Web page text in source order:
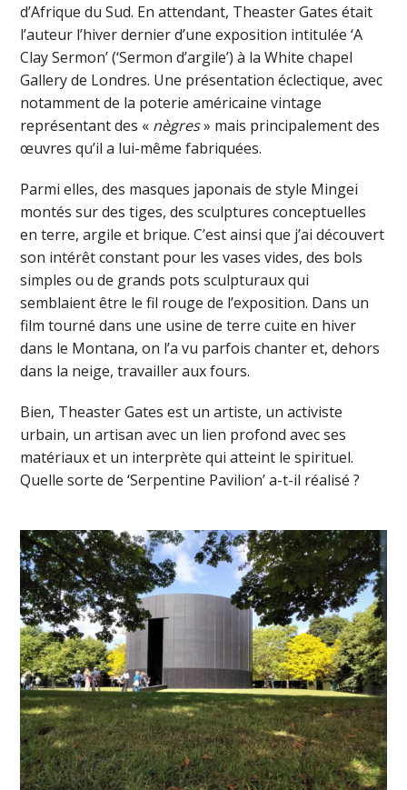
d’Afrique du Sud. En attendant, Theaster Gates était
l’auteur l’hiver dernier d’une exposition intitulée ‘A
Clay Sermon’ (‘Sermon d’argile’) à la White chapel
Gallery de Londres. Une présentation éclectique, avec
notamment de la poterie américaine vintage
représentant des « nègres» mais principalement des
œuvres qu’il a lui-même fabriquées.
Parmi elles, des masques japonais de style Mingei
montés sur des tiges, des sculptures conceptuelles
en terre, argile et brique. C’est ainsi que j’ai découvert
son intérêt constant pour les vases vides, des bols
simples ou de grands pots sculpturaux qui
semblaient être le fil rouge de l’exposition. Dans un
film tourné dans une usine de terre cuite en hiver
dans le Montana, on l’a vu parfois chanter et, dehors
dans la neige, travailler aux fours.
Bien, Theaster Gates est un artiste, un activiste
urbain, un artisan avec un lien profond avec ses
matériaux et un interprète qui atteint le spirituel.
Quelle sorte de ‘Serpentine Pavilion’ a-t-il réalisé ?